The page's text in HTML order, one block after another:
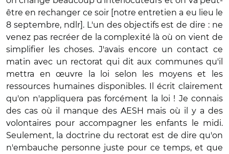
être en rechanger ce soir [notre entretien a eu lieu le
8 septembre, ndlr]. L'un des objectifs est de dire : ne
venez pas recréer de la complexité là où on vient de
simplifier les choses. J'avais encore un contact ce
matin avec un rectorat qui dit aux communes qu'il
mettra en œuvre la loi selon les moyens et les
ressources humaines disponibles. Il écrit clairement
qu'on n'appliquera pas forcément la loi ! Je connais
des cas où il manque des AESH mais où il y a des
volontaires pour accompagner les enfants le midi.
Seulement, la doctrine du rectorat est de dire qu'on
n'embauche personne juste pour ce temps, et que